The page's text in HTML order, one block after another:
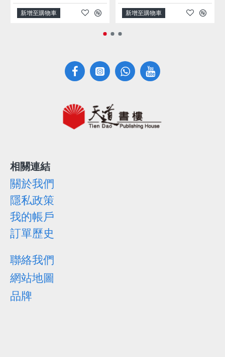
新增至購物車 新增至購物車
相關連結
關於我們
隱私政策
我的帳戶
訂單歷史
聯絡我們
網站地圖
品牌